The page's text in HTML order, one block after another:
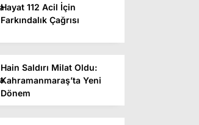
Hayat 112 Acil İçin
Farkındalık Çağrısı
Hain Saldırı Milat Oldu:
Kahramanmaraş’ta Yeni
Dönem